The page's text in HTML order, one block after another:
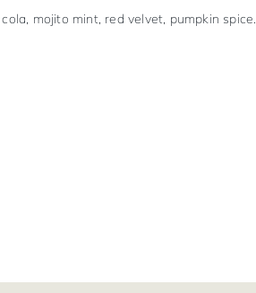
mojito mint, red velvet, pumpkin spice.